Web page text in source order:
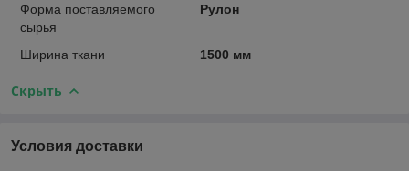
Форма поставляемого
сырья
Рулон
Ширина ткани 1500 мм
Скрыть
Условия доставки